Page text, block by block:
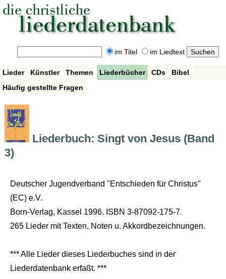
im Titel im Liedtext
Lieder Künstler Themen Liederbücher CDs
Bibel
Häufig gestellte Fragen
Liederbuch: Singt von Jesus (Band
3)
Deutscher Jugendverband "Entschieden für Christus"
(EC) e.V.
Born-Verlag, Kassel 1996. ISBN 3-87092-175-7.
265 Lieder mit Texten, Noten u. Akkordbezeichnungen.
*** Alle Lieder dieses Liederbuches sind in der
Liederdatenbank erfaßt. ***